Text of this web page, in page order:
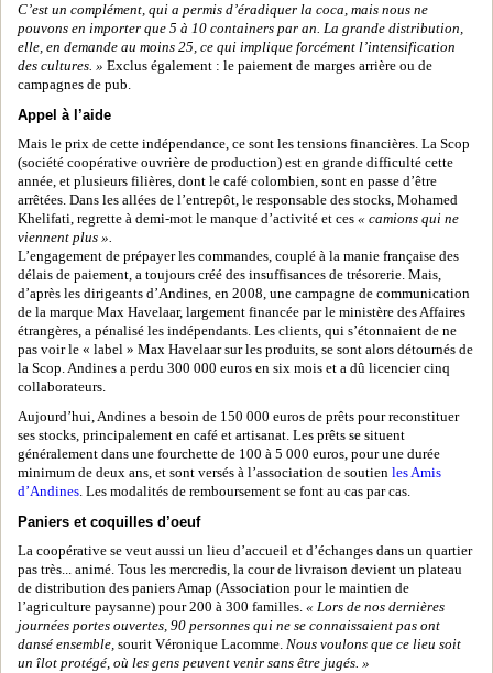
C’est un complément, qui a permis d’éradiquer la coca, mais nous ne
pouvons en importer que 5 à 10 containers par an. La grande distribution,
elle, en demande au moins 25, ce qui implique forcément l’intensification
des cultures. » Exclus également : le paiement de marges arrière ou de
campagnes de pub.
Appel à l’aide
Mais le prix de cette indépendance, ce sont les tensions financières. La Scop
(société coopérative ouvrière de production) est en grande difficulté cette
année, et plusieurs filières, dont le café colombien, sont en passe d’être
arrêtées. Dans les allées de l’entrepôt, le responsable des stocks, Mohamed
Khelifati, regrette à demi-mot le manque d’activité et ces « camions qui ne
viennent plus ».
L’engagement de prépayer les commandes, couplé à la manie française des
délais de paiement, a toujours créé des insuffisances de trésorerie. Mais,
d’après les dirigeants d’Andines, en 2008, une campagne de communication
de la marque Max Havelaar, largement financée par le ministère des Affaires
étrangères, a pénalisé les indépendants. Les clients, qui s’étonnaient de ne
pas voir le « label » Max Havelaar sur les produits, se sont alors détournés de
la Scop. Andines a perdu 300 000 euros en six mois et a dû licencier cinq
collaborateurs.
Aujourd’hui, Andines a besoin de 150 000 euros de prêts pour reconstituer
ses stocks, principalement en café et artisanat. Les prêts se situent
généralement dans une fourchette de 100 à 5 000 euros, pour une durée
minimum de deux ans, et sont versés à l’association de soutien les Amis
d’Andines. Les modalités de remboursement se font au cas par cas.
Paniers et coquilles d’oeuf
La coopérative se veut aussi un lieu d’accueil et d’échanges dans un quartier
pas très... animé. Tous les mercredis, la cour de livraison devient un plateau
de distribution des paniers Amap (Association pour le maintien de
l’agriculture paysanne) pour 200 à 300 familles. « Lors de nos dernières
journées portes ouvertes, 90 personnes qui ne se connaissaient pas ont
dansé ensemble, sourit Véronique Lacomme. Nous voulons que ce lieu soit
un îlot protégé, où les gens peuvent venir sans être jugés. »